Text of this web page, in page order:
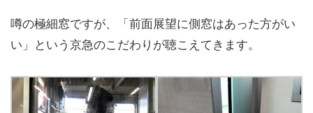
噂の極細窓ですが、「前面展望に側窓はあった方がい
い」という京急のこだわりが聴こえてきます。